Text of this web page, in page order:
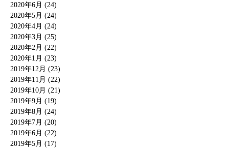
2020年6月 (24)
2020年5月 (24)
2020年4月 (24)
2020年3月 (25)
2020年2月 (22)
2020年1月 (23)
2019年12月 (23)
2019年11月 (22)
2019年10月 (21)
2019年9月 (19)
2019年8月 (24)
2019年7月 (20)
2019年6月 (22)
2019年5月 (17)